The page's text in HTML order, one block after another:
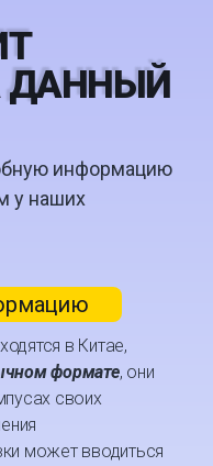
ДАННЫЙ
в Китае,
формате, они
своих
может вводиться
информацию
у наших